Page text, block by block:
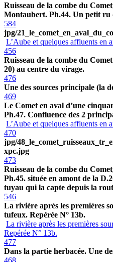
Ruisseau de la combe du
Montaubert. Ph.44. Un petit ru
584
jpg/
L’Aube et quelques affluents en
456
Ruisseau de la combe du
20) au centre du virage.
476
Une des sources principale (la
469
Le Comet en aval d’une
Ph.47. Confluence des 2
L’Aube et quelques affluents en
470
jpg/
xpc.jpg
473
Ruisseau de la combe du
Ph.45. située en amont de la
tuyau qui la capte depuis la
546
La rivière après les premières
tufeux. Repérée N° 13b.
La rivière après les premières
Repérée N° 13b.
477
Dans la partie herbacée. Une
468